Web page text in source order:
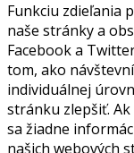
Funkciu zdieľania
naše stránky a
Facebook a
tom, ako
individuálnej
stránku zlepšiť.
sa žiadne
našich webových